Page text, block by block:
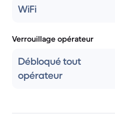
WiFi
Verrouillage opérateur
Débloqué tout
opérateur